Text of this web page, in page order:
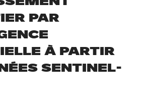
PAR
À PARTIR
SENTINEL-